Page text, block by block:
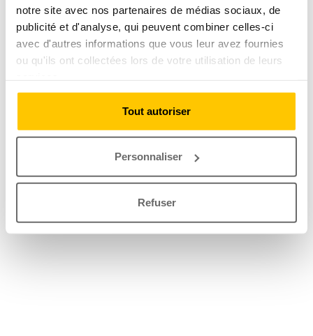
notre site avec nos partenaires de médias sociaux, de
publicité et d'analyse, qui peuvent combiner celles-ci
avec d'autres informations que vous leur avez fournies
ou qu'ils ont collectées lors de votre utilisation de leurs
Tout autoriser
Personnaliser
Refuser